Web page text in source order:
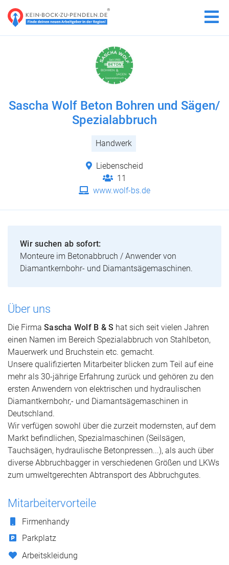
Sascha Wolf Beton Bohren und Sägen/
Spezialabbruch
Handwerk
Liebenscheid
11
www.wolf-bs.de
Wir suchen ab sofort:
Monteure im Betonabbruch / Anwender von
Diamantkernbohr- und Diamantsägemaschinen.
Über uns
Die Firma Sascha Wolf B & S hat sich seit vielen Jahren
einen Namen im Bereich Spezialabbruch von Stahlbeton,
Mauerwerk und Bruchstein etc. gemacht.
Unsere qualifizierten Mitarbeiter blicken zum Teil auf eine
mehr als 30-jährige Erfahrung zurück und gehören zu den
ersten Anwendern von elektrischen und hydraulischen
Diamantkernbohr,- und Diamantsägemaschinen in
Deutschland.
Wir verfügen sowohl über die zurzeit modernsten, auf dem
Markt befindlichen, Spezialmaschinen (Seilsägen,
Tauchsägen, hydraulische Betonpressen...), als auch über
diverse Abbruchbagger in verschiedenen Größen und LKWs
zum umweltgerechten Abtransport des Abbruchgutes.
Mitarbeitervorteile
Firmenhandy
Parkplatz
Arbeitskleidung